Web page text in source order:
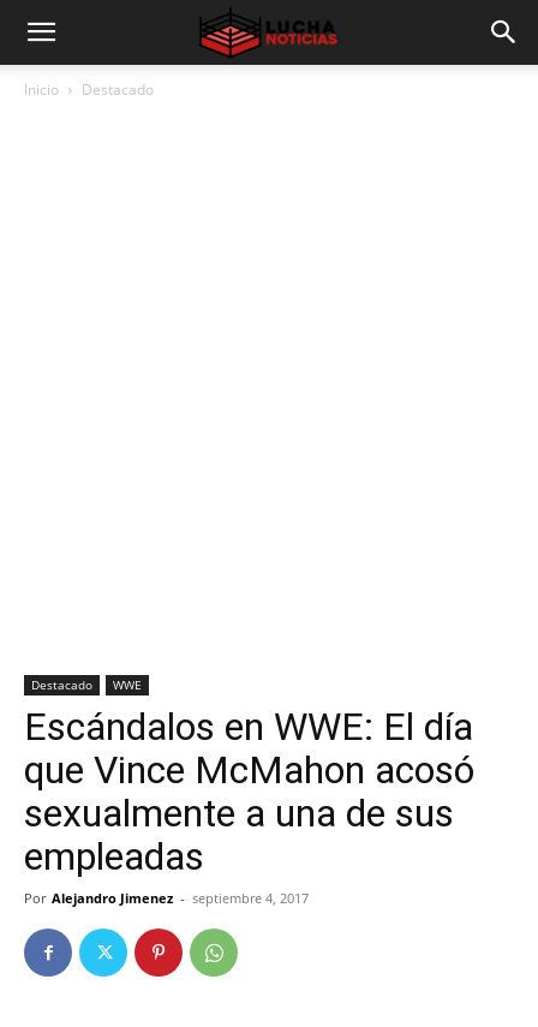
Inicio Destacado
Destacado WWE
Escándalos en WWE: El día
que Vince McMahon acosó
sexualmente a una de sus
empleadas
Por Alejandro Jimenez - septiembre 4, 2017